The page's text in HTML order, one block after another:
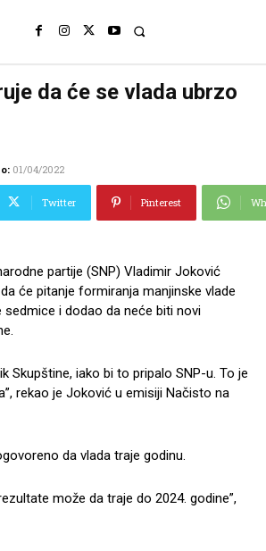
da će se vlada ubrzo
01/04/2022
Twitter Pinterest
partije (SNP) Vladimir Joković
će pitanje formiranja manjinske vlade
sedmice i dodao da neće biti novi
Skupštine, iako bi to pripalo SNP-u. To je
rekao je Joković u emisiji Načisto na
da vlada traje godinu.
može da traje do 2024. godine”,